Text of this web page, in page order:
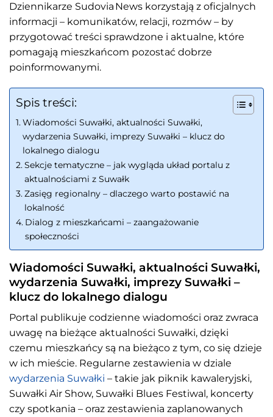
Dziennikarze Sudovia News korzystają z oficjalnych
informacji – komunikatów, relacji, rozmów – by
przygotować treści sprawdzone i aktualne, które
pomagają mieszkańcom pozostać dobrze
poinformowanymi.
Spis treści:
Wiadomości Suwałki, aktualności Suwałki,
wydarzenia Suwałki, imprezy Suwałki – klucz do
lokalnego dialogu
Sekcje tematyczne – jak wygląda układ portalu z
aktualnościami z Suwałk
Zasięg regionalny – dlaczego warto postawić na
lokalność
Dialog z mieszkańcami – zaangażowanie
społeczności
Wiadomości Suwałki, aktualności Suwałki,
wydarzenia Suwałki, imprezy Suwałki –
klucz do lokalnego dialogu
Portal publikuje codzienne wiadomości oraz zwraca
uwagę na bieżące aktualności Suwałki, dzięki
czemu mieszkańcy są na bieżąco z tym, co się dzieje
w ich mieście. Regularne zestawienia w dziale
wydarzenia Suwałki – takie jak piknik kawaleryjski,
Suwałki Air Show, Suwałki Blues Festiwal, koncerty
czy spotkania – oraz zestawienia zaplanowanych